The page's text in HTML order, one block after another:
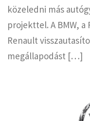
közeledni más
projekttel. A BMW, a
Renault
megállapodást […]